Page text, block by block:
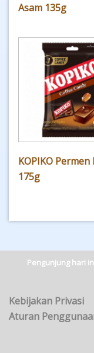
Asam 135g
KOPIKO Permen
175g
Pengunjung hari
Kebijakan Privasi
Aturan